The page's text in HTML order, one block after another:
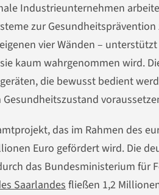
Industrieunternehmen
zur
vier Wänden –
kaum wahrgenommen wird.
die bewusst bedient
das im Rahmen des
Euro gefördert wird. Die
das Bundesministerium für
Saarlandesfließen 1,2